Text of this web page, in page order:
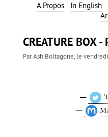
A Propos In English
CREATURE BOX
ParAsh Boltagone , le